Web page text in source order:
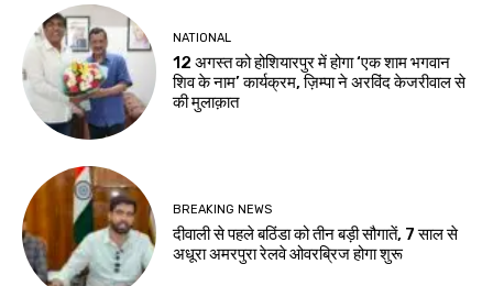
NATIONAL
12 अगस्त को होशियारपुर में होगा ‘एक शाम भगवान
शिव के नाम’ कार्यक्रम, ज़िम्पा ने अरविंद केजरीवाल से
की मुलाक़ात
BREAKING NEWS
दीवाली से पहले बठिंडा को तीन बड़ी सौगातें, 7 साल से
अधूरा अमरपुरा रेलवे ओवरब्रिज होगा शुरू